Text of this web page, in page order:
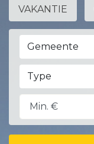
VAKANTIE
Gemeente
Type